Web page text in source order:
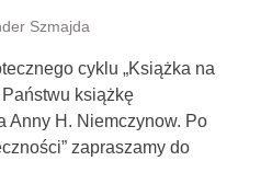
Szmajda
cyklu „Książka na
książkę
Anny H. Niemczynow. Po
zapraszamy do